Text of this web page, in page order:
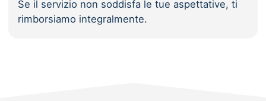
Se il servizio non soddisfa le tue aspettative, ti
rimborsiamo integralmente.